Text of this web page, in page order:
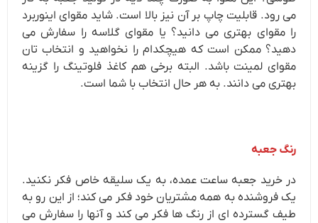
می رود. قابلیت چاپ بر آن نیز بالا است. شاید مقوای اینوربرد
را مقوای بهتری می دانید؟ یا مقوای گلاسه را سفارش می
دهید؟ ممکن است که هیچکدام را نخواهید و انتخاب تان
مقوای لمینت باشد. البته برخی هم کاغذ فلوتینگ را گزینه
بهتری می دانند. به هر حال انتخاب با شما است.
رنگ جعبه
در خرید جعبه ساعت عمده، به یک سلیقه خاص فکر نکنید.
یک فروشنده به همه مشتریان خود فکر می کند؛ از این رو به
طیف گسترده ای از رنگ ها فکر می کند و آنها را سفارش می